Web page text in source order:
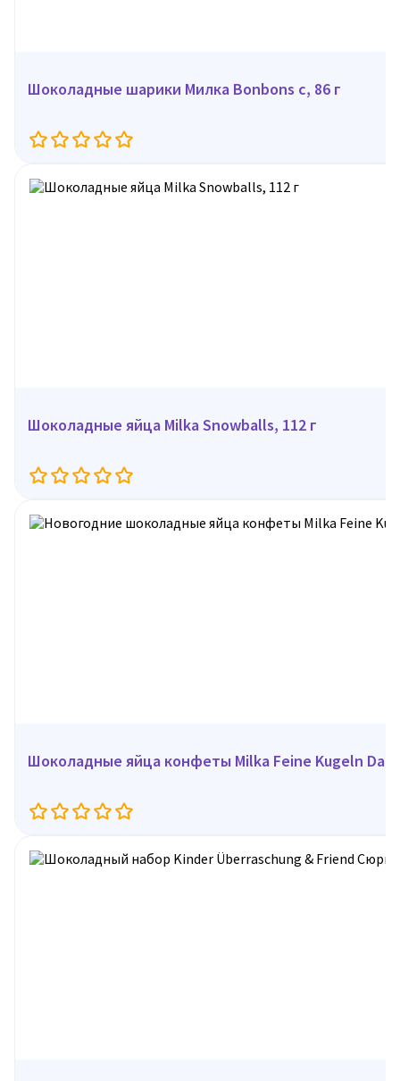
Шоколадные шарики Милка Bonbons с, 86 г
Шоколадные яйца Milka Snowballs, 112 г
Шоколадные яйца конфеты Milka Feine Kugeln